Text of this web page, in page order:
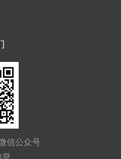
信公众号